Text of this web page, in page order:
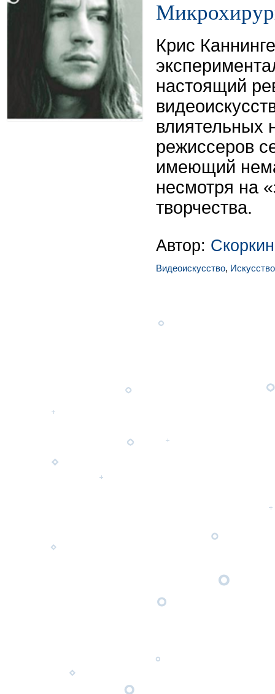
Крис
настоящий
влиятельных
режиссеров
имеющий
несмотря на
творчества.
Автор:
Видеоискусство, Искусство